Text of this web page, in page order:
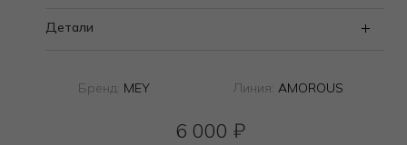
Детали
Бренд: MEY Линия: AMOROUS
6 000 ₽